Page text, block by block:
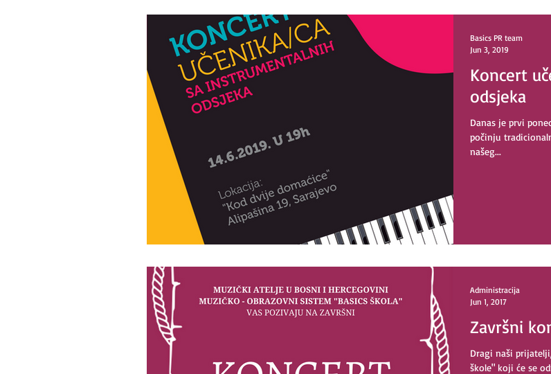
Koncert
odsjeka
Danas je prvi
počinju
našeg...
Basics PR team
Jun 3, 2019
Završni
Dragi naši
škole" koji će se
Administracija
Jun 1, 2017